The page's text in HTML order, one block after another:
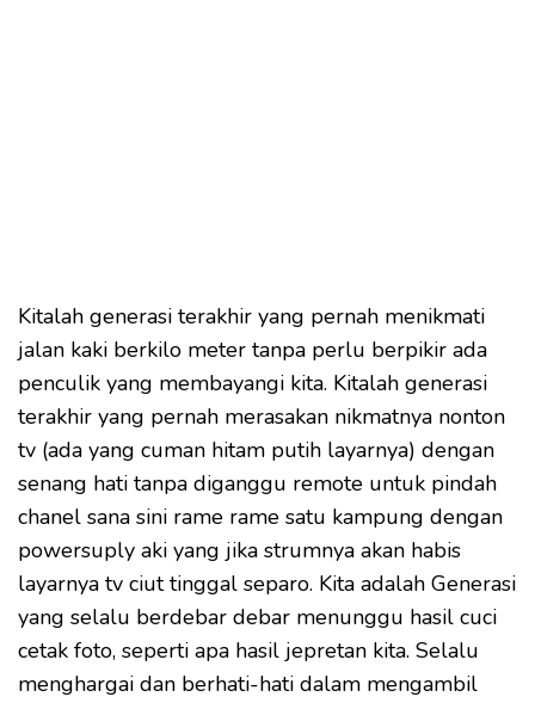
Kitalah generasi terakhir yang pernah menikmati
jalan kaki berkilo meter tanpa perlu berpikir ada
penculik yang membayangi kita. Kitalah generasi
terakhir yang pernah merasakan nikmatnya nonton
tv (ada yang cuman hitam putih layarnya) dengan
senang hati tanpa diganggu remote untuk pindah
chanel sana sini rame rame satu kampung dengan
powersuply aki yang jika strumnya akan habis
layarnya tv ciut tinggal separo. Kita adalah Generasi
yang selalu berdebar debar menunggu hasil cuci
cetak foto, seperti apa hasil jepretan kita. Selalu
menghargai dan berhati-hati dalam mengambil